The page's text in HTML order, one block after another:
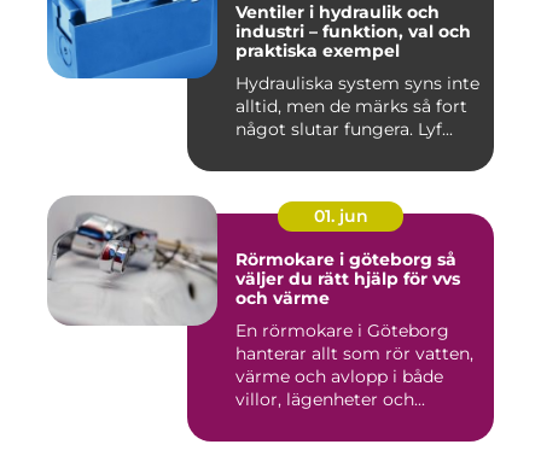
Ventiler i hydraulik och
industri – funktion, val och
praktiska exempel
Hydrauliska system syns inte
alltid, men de märks så fort
något slutar fungera. Lyf...
01. jun
Rörmokare i göteborg så
väljer du rätt hjälp för vvs
och värme
En rörmokare i Göteborg
hanterar allt som rör vatten,
värme och avlopp i både
villor, lägenheter och...